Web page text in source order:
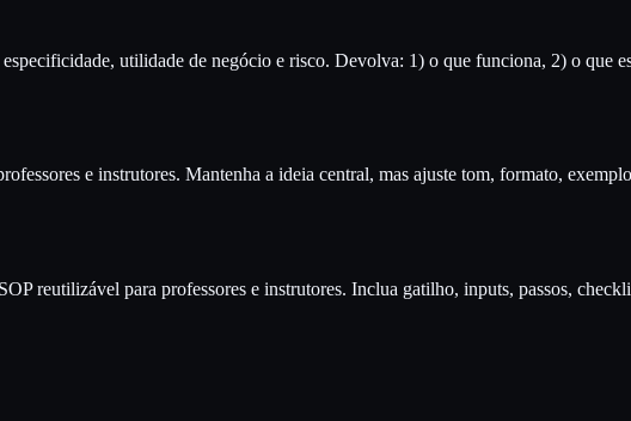
utilidade de negócio e risco. Devolva: 1) o que funciona, 2) o que
e instrutores. Mantenha a ideia central, mas ajuste tom, formato,
reutilizável para professores e instrutores. Inclua gatilho, inputs, passos,